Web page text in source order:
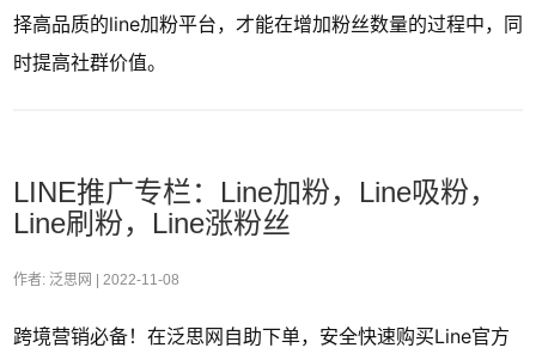
择高品质的line加粉平台，才能在增加粉丝数量的过程中，同
时提高社群价值。
LINE推广专栏：Line加粉，Line吸粉，
Line刷粉，Line涨粉丝
作者: 泛思网 | 2022-11-08
跨境营销必备！在泛思网自助下单，安全快速购买Line官方